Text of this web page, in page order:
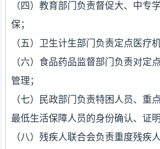
（四）教育部门负责督促大、中专
保；
（五）卫生计生部门负责定点医疗
（六）食品药品监督部门负责对定
管理；
（七）民政部门负责特困人员、重
最低生活保障人员的身份确认、证
（八）残疾人联合会负责重度残疾